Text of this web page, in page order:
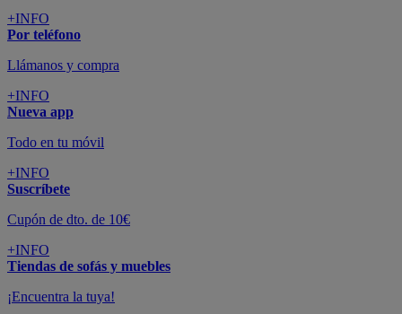
+INFO
Por teléfono
Llámanos y compra
+INFO
Nueva app
Todo en tu móvil
+INFO
Suscríbete
Cupón de dto. de 10€
+INFO
Tiendas de sofás y muebles
¡Encuentra la tuya!